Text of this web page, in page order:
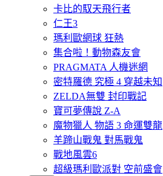
卡比的馭天飛行者
仁王3
瑪利歐網球 狂熱
集合啦！動物森友會
PRAGMATA 人機迷網
密特羅德 究極 4 穿越未知
ZELDA無雙 封印戰記
寶可夢傳說 Z-A
魔物獵人 物語 3 命運雙龍
羊蹄山戰鬼 對馬戰鬼
戰地風雲6
超級瑪利歐派對 空前盛會